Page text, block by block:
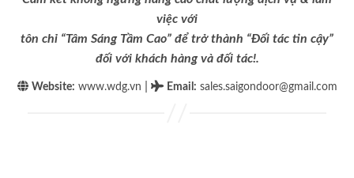
việc với
tôn chỉ “Tâm Sáng Tầm Cao” để trở thành “Đối tác tin cậy”
đối với khách hàng và đối tác!.
Website: www.wdg.vn Email : sales.saigondoor@gmail.com